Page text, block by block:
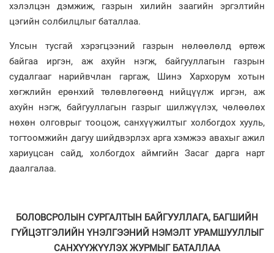
хэлэлцэн дэмжиж, газрын хилийн заагийн эргэлтийн
цэгийн солбилцлыг баталлаа.
Улсын тусгай хэрэгцээний газрын нөлөөлөлд өртөж
байгаа иргэн, аж ахуйн нэгж, байгууллагын газрын
судалгааг нарийвчлан гаргаж, Шинэ Хархорум хотын
хөгжлийн ерөнхий төлөвлөгөөнд нийцүүлж иргэн, аж
ахуйн нэгж, байгууллагын газрыг шилжүүлэх, чөлөөлөх
нөхөн олговрыг тооцож, санхүүжилтыг холбогдох хууль,
тогтоомжийн дагуу шийдвэрлэх арга хэмжээ авахыг ажил
хариуцсан сайд, холбогдох аймгийн Засаг дарга нарт
даалгалаа.
БОЛОВСРОЛЫН СУРГАЛТЫН БАЙГУУЛЛАГА, БАГШИЙН
ГҮЙЦЭТГЭЛИЙН ҮНЭЛГЭЭНИЙ НЭМЭЛТ УРАМШУУЛЛЫГ
САНХҮҮЖҮҮЛЭХ ЖУРМЫГ БАТАЛЛАА